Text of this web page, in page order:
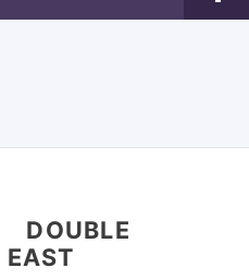
DOUBLE
EAST